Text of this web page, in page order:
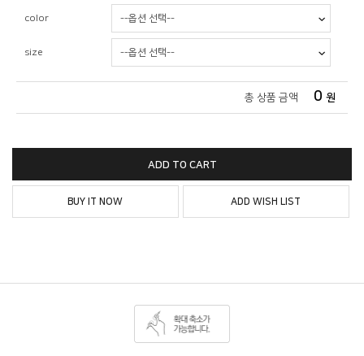
color
size
총 상품 금액 0 원
ADD TO CART
BUY IT NOW ADD WISH LIST